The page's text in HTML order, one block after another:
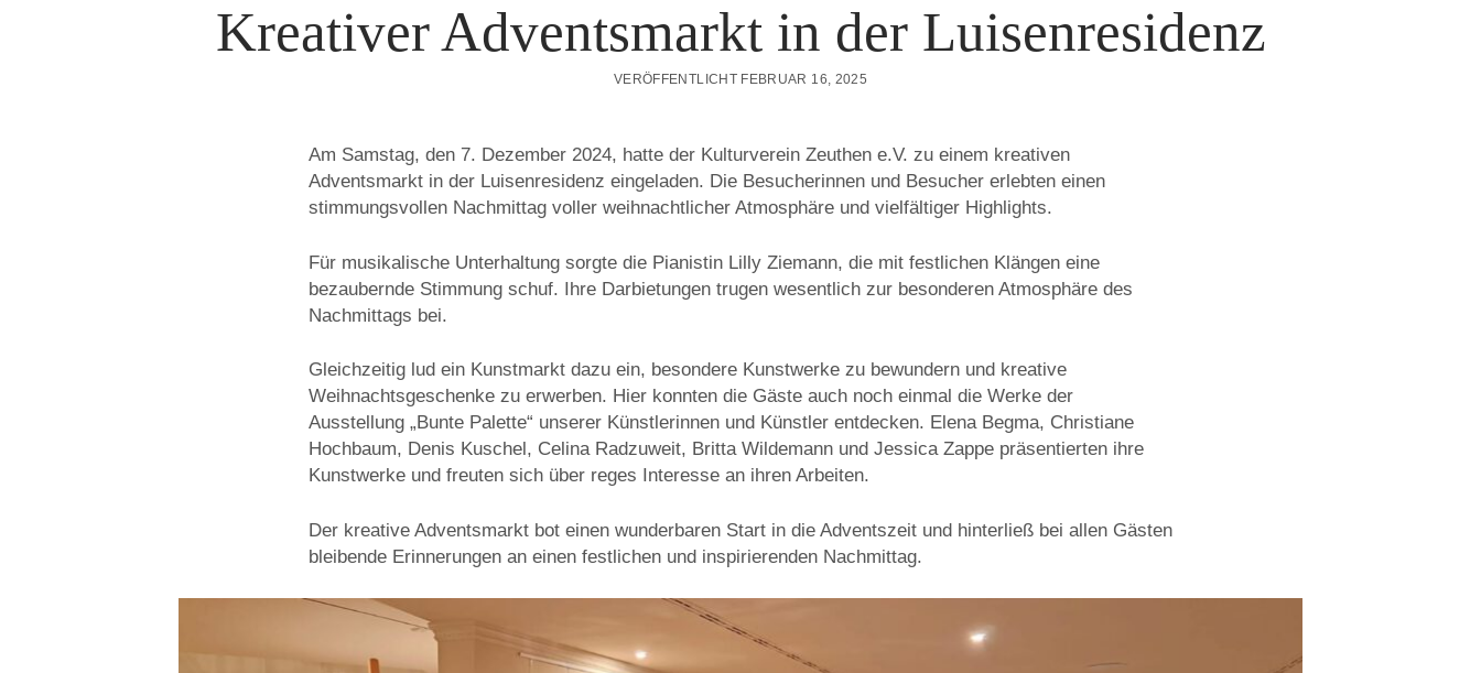
Kreativer Adventsmarkt in der Luisenresidenz
VERÖFFENTLICHT FEBRUAR 16, 2025
Am Samstag, den 7. Dezember 2024, hatte der Kulturverein Zeuthen e.V. zu einem kreativen
Adventsmarkt in der Luisenresidenz eingeladen. Die Besucherinnen und Besucher erlebten einen
stimmungsvollen Nachmittag voller weihnachtlicher Atmosphäre und vielfältiger Highlights.
Für musikalische Unterhaltung sorgte die Pianistin Lilly Ziemann, die mit festlichen Klängen eine
bezaubernde Stimmung schuf. Ihre Darbietungen trugen wesentlich zur besonderen Atmosphäre des
Nachmittags bei.
Gleichzeitig lud ein Kunstmarkt dazu ein, besondere Kunstwerke zu bewundern und kreative
Weihnachtsgeschenke zu erwerben. Hier konnten die Gäste auch noch einmal die Werke der
Ausstellung „Bunte Palette“ unserer Künstlerinnen und Künstler entdecken. Elena Begma, Christiane
Hochbaum, Denis Kuschel, Celina Radzuweit, Britta Wildemann und Jessica Zappe präsentierten ihre
Kunstwerke und freuten sich über reges Interesse an ihren Arbeiten.
Der kreative Adventsmarkt bot einen wunderbaren Start in die Adventszeit und hinterließ bei allen Gästen
bleibende Erinnerungen an einen festlichen und inspirierenden Nachmittag.